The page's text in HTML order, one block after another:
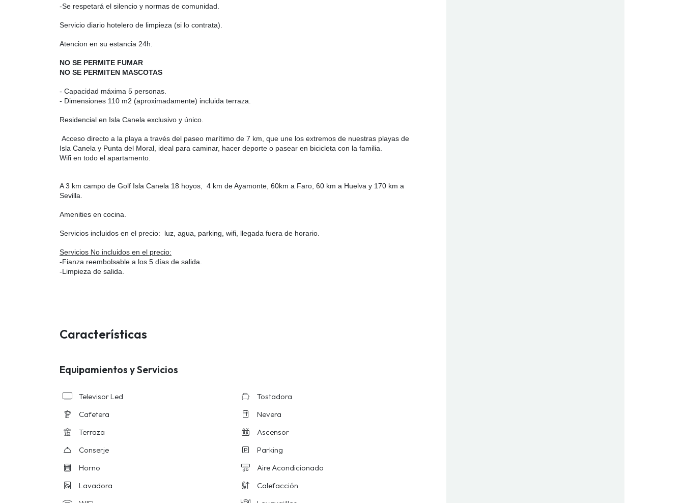
-Se respetará el silencio y normas de comunidad.
Servicio diario hotelero de limpieza (si lo contrata).
Atencion en su estancia 24h.
NO SE PERMITE FUMAR
NO SE PERMITEN MASCOTAS
- Capacidad máxima 5 personas.
- Dimensiones 110 m2 (aproximadamente) incluida terraza.
Residencial en Isla Canela exclusivo y único.
Acceso directo a la playa a través del paseo marítimo de 7 km, que une los extremos de nuestras playas de
Isla Canela y Punta del Moral, ideal para caminar, hacer deporte o pasear en bicicleta con la familia.
Wifi en todo el apartamento.
A 3 km campo de Golf Isla Canela 18 hoyos, 4 km de Ayamonte, 60km a Faro, 60 km a Huelva y 170 km a
Sevilla.
Amenities en cocina.
Servicios incluidos en el precio: luz, agua, parking, wifi, llegada fuera de horario.
Servicios No incluidos en el precio:
-Fianza reembolsable a los 5 días de salida.
-Limpieza de salida.
Características
Equipamientos y Servicios
Televisor Led
Tostadora
Cafetera
Nevera
Terraza
Ascensor
Conserje
Parking
Horno
Aire Acondicionado
Lavadora
Calefacción